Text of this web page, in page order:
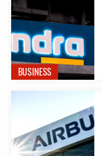
BUSINESS